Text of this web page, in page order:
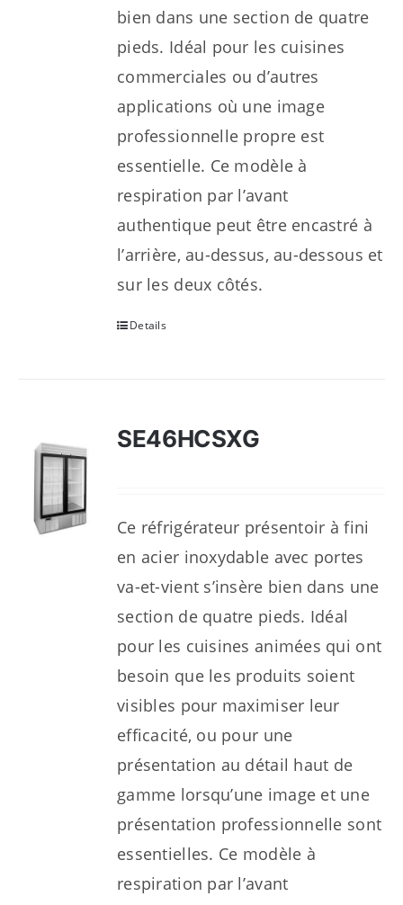
bien dans une section de quatre
pieds. Idéal pour les cuisines
commerciales ou d’autres
applications où une image
professionnelle propre est
essentielle. Ce modèle à
respiration par l’avant
authentique peut être encastré à
l’arrière, au-dessus, au-dessous et
sur les deux côtés.
Details
SE46HCSXG
Ce réfrigérateur présentoir à fini
en acier inoxydable avec portes
va-et-vient s’insère bien dans une
section de quatre pieds. Idéal
pour les cuisines animées qui ont
besoin que les produits soient
visibles pour maximiser leur
efficacité, ou pour une
présentation au détail haut de
gamme lorsqu’une image et une
présentation professionnelle sont
essentielles. Ce modèle à
respiration par l’avant